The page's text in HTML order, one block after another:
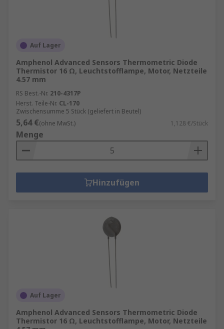
Auf Lager
Amphenol Advanced Sensors Thermometric Diode
Thermistor 16 Ω, Leuchtstofflampe, Motor, Netzteile
4.57 mm
RS Best.-Nr. 210-4317P
Herst. Teile-Nr. CL-170
Zwischensumme 5 Stück (geliefert in Beutel)
5,64 €(ohne MwSt.) 1,128 €/Stück
Menge
Hinzufügen
Auf Lager
Amphenol Advanced Sensors Thermometric Diode
Thermistor 16 Ω, Leuchtstofflampe, Motor, Netzteile